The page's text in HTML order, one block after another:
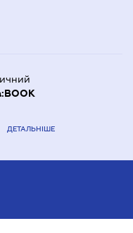
ДЕТАЛЬНІШЕ